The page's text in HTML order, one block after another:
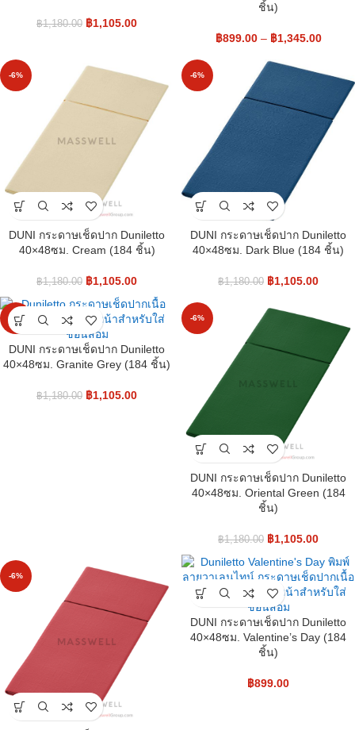
฿1,180.00 ฿1,105.00
ชิ้น)
฿899.00 – ฿1,345.00
-6%
DUNI กระดาษเช็ดปาก Duniletto
40×48ซม. Cream (184 ชิ้น)
฿1,180.00 ฿1,105.00
-6%
DUNI กระดาษเช็ดปาก Duniletto
40×48ซม. Dark Blue (184 ชิ้น)
฿1,180.00 ฿1,105.00
-6%
DUNI กระดาษเช็ดปาก Duniletto
40×48ซม. Granite Grey (184 ชิ้น)
฿1,180.00 ฿1,105.00
-6%
DUNI กระดาษเช็ดปาก Duniletto
40×48ซม. Oriental Green (184
ชิ้น)
฿1,180.00 ฿1,105.00
-6%
DUNI กระดาษเช็ดปาก Duniletto
40×48ซม. Valentine’s Day (184
ชิ้น)
฿899.00